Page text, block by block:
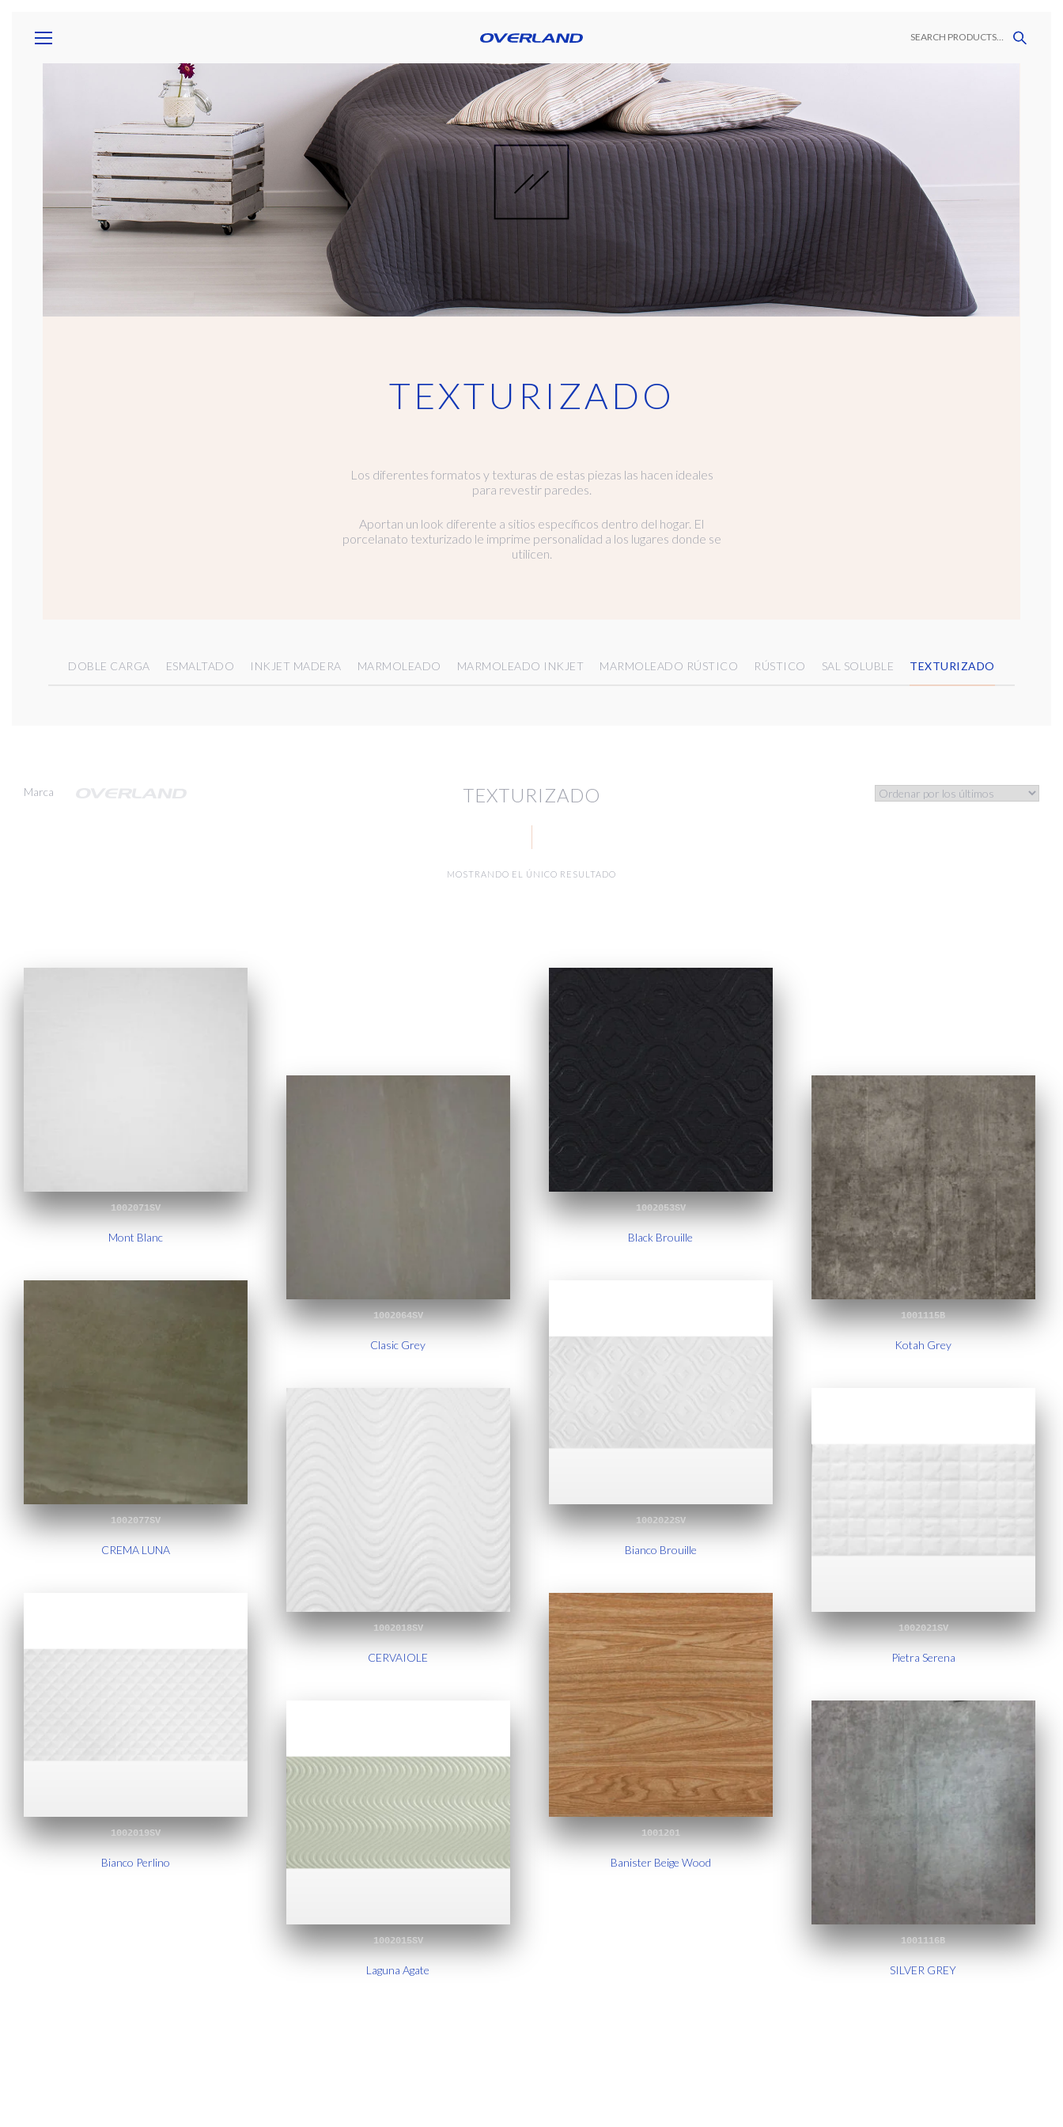
SOBRE OVERLAND BLOG PRODUCTOS CATÁLOGOS DISTRIBUIDORES
ACCESORIOS ELECTRODOMÉSTICOS ESPEJOS FREGADEROS GRIFERÍAS LAMPARAS LAVAMANOS MEGAFORMATOS
MUEBLES
PERSIANAS
PIEZAS
PORCELANATO VINIL
TEXTURIZADO
Los diferentes formatos y texturas de estas piezas las hacen ideales
para revestir paredes.
Aportan un look diferente a sitios específicos dentro del hogar. El
porcelanato texturizado le imprime personalidad a los lugares donde se
utilicen.
DOBLE CARGA ESMALTADO INKJET MADERA MARMOLEADO MARMOLEADO INKJET MARMOLEADO RÚSTICO RÚSTICO SAL SOLUBLE TEXTURIZADO
Marca TEXTURIZADO
MOSTRANDO EL ÚNICO RESULTADO
1002071SV
Mont Blanc
1002064SV
Clasic Grey
1002053SV
Black Brouille
1001115B
Kotah Grey
1002077SV
CREMA LUNA
1002018SV
CERVAIOLE
1002022SV
Bianco Brouille
1002021SV
Pietra Serena
1002019SV
Bianco Perlino
1002015SV
Laguna Agate
1001201
Banister Beige Wood
1001116B
SILVER GREY